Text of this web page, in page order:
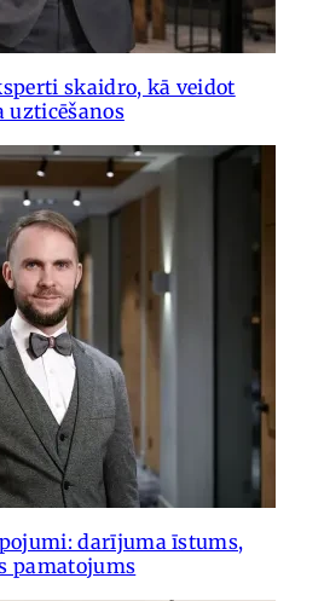
skaidro, kā veidot
darījuma īstums,
pamatojums